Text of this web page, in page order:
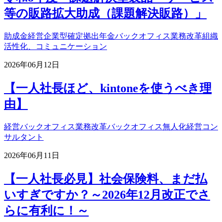
等の販路拡大助成（課題解決販路）」
助成金経営企業型確定拠出年金バックオフィス業務改革組織
活性化、コミュニケーション
2026年06月12日
【一人社長ほど、kintoneを使うべき理
由】
経営バックオフィス業務改革バックオフィス無人化経営コン
サルタント
2026年06月11日
【一人社長必見】社会保険料、まだ払
いすぎですか？～2026年12月改正でさ
らに有利に！～